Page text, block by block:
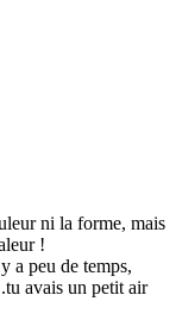
ni la forme, mais
!
a peu de temps,
avais un petit air